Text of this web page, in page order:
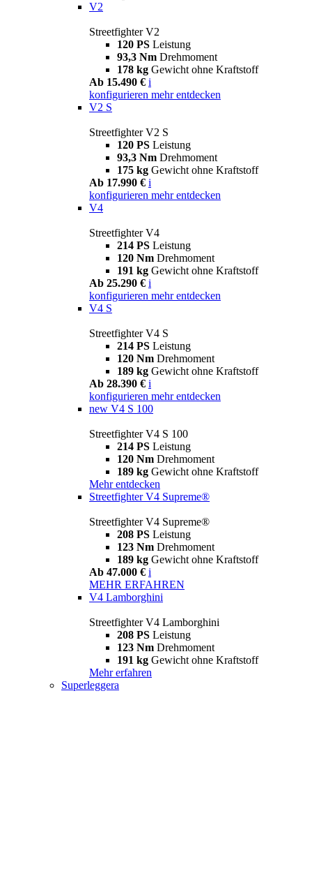
V2
Streetfighter V2
120 PS Leistung
93,3 Nm Drehmoment
178 kg Gewicht ohne Kraftstoff
Ab 15.490 € i
konfigurieren mehr entdecken
V2 S
Streetfighter V2 S
120 PS Leistung
93,3 Nm Drehmoment
175 kg Gewicht ohne Kraftstoff
Ab 17.990 € i
konfigurieren mehr entdecken
V4
Streetfighter V4
214 PS Leistung
120 Nm Drehmoment
191 kg Gewicht ohne Kraftstoff
Ab 25.290 € i
konfigurieren mehr entdecken
V4 S
Streetfighter V4 S
214 PS Leistung
120 Nm Drehmoment
189 kg Gewicht ohne Kraftstoff
Ab 28.390 € i
konfigurieren mehr entdecken
new V4 S 100
Streetfighter V4 S 100
214 PS Leistung
120 Nm Drehmoment
189 kg Gewicht ohne Kraftstoff
Mehr entdecken
Streetfighter V4 Supreme®
Streetfighter V4 Supreme®
208 PS Leistung
123 Nm Drehmoment
189 kg Gewicht ohne Kraftstoff
Ab 47.000 € i
MEHR ERFAHREN
V4 Lamborghini
Streetfighter V4 Lamborghini
208 PS Leistung
123 Nm Drehmoment
191 kg Gewicht ohne Kraftstoff
Mehr erfahren
Superleggera